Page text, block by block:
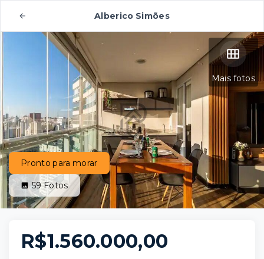
Alberico Simões
Mais fotos
Pronto para morar
59Fotos
R$1.560.000,00